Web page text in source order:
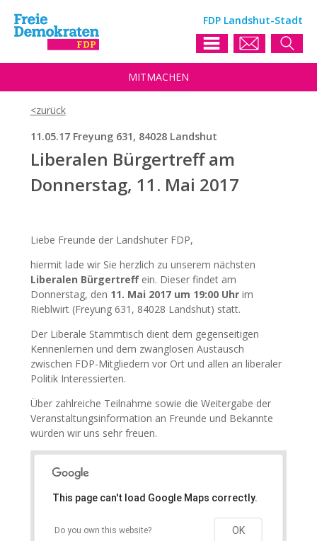
FDP Landshut-Stadt
MITMACHEN
11.05.17 Freyung 631, 84028 Landshut
Liberalen Bürgertreff am
Donnerstag, 11. Mai 2017
Liebe Freunde der Landshuter FDP,
hiermit lade wir Sie herzlich zu unserem nächsten
Liberalen Bürgertreffein. Dieser findet am
Donnerstag, den 11. Mai 2017 um 19:00 Uhrim
Rieblwirt (Freyung 631, 84028 Landshut) statt.
Der Liberale Stammtisch dient dem gegenseitigen
Kennenlernen und dem zwanglosen Austausch
zwischen FDP-Mitgliedern vor Ort und allen an liberaler
Politik Interessierten.
Über zahlreiche Teilnahme sowie die Weitergabe der
Veranstaltungsinformation an Freunde und Bekannte
würden wir uns sehr freuen.
This page can't load Google Maps correctly.
Do you own this website? OK